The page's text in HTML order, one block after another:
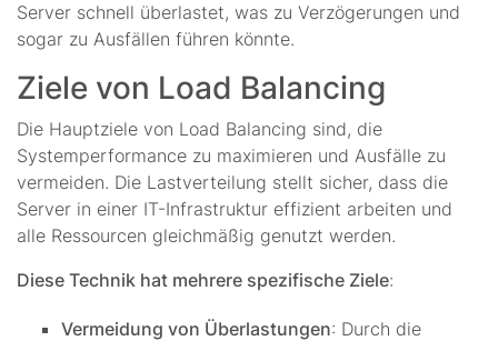
Server schnell überlastet, was zu Verzögerungen und
sogar zu Ausfällen führen könnte.
Ziele von Load Balancing
Die Hauptziele von Load Balancing sind, die
Systemperformance zu maximieren und Ausfälle zu
vermeiden. Die Lastverteilung stellt sicher, dass die
Server in einer IT-Infrastruktur effizient arbeiten und
alle Ressourcen gleichmäßig genutzt werden.
Diese Technik hat mehrere spezifische Ziele:
Vermeidung von Überlastungen: Durch die